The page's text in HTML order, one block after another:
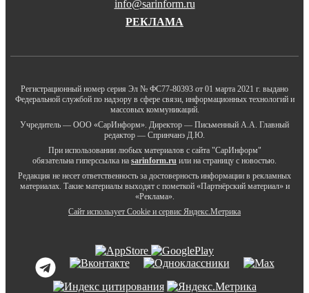
info@sarinform.ru
РЕКЛАМА
Регистрационный номер серия Эл № ФС77-80393 от 01 марта 2021 г. выдано
Федеральной службой по надзору в сфере связи, информационных технологий и
массовых коммуникаций.
Учредитель — ООО «СарИнформ». Директор — Письменный А.А. Главный
редактор — Спринчанэ Д.Ю.
При использовании любых материалов с сайта "СарИнформ"
обязательна гиперссылка на sarinform.ru или на страницу с новостью.
Редакция не несет ответственность за достоверность информации в рекламных
материалах. Такие материалы выходят с пометкой «Партнёрский материал» и
«Реклама».
Сайт использует Cookie и сервиc Яндекс.Метрика